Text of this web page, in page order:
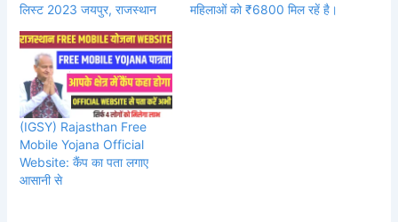
लिस्ट 2023 जयपुर, राजस्थान
महिलाओं को ₹6800 मिल रहें है।
(IGSY) Rajasthan Free
Mobile Yojana Official
Website: कैंप का पता लगाए
आसानी से